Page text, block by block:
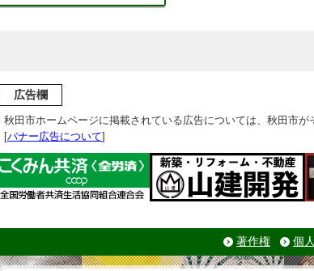
広告欄
秋田市ホームページに掲載されている広告については、秋田市が
[バナー広告について]
著作権 個